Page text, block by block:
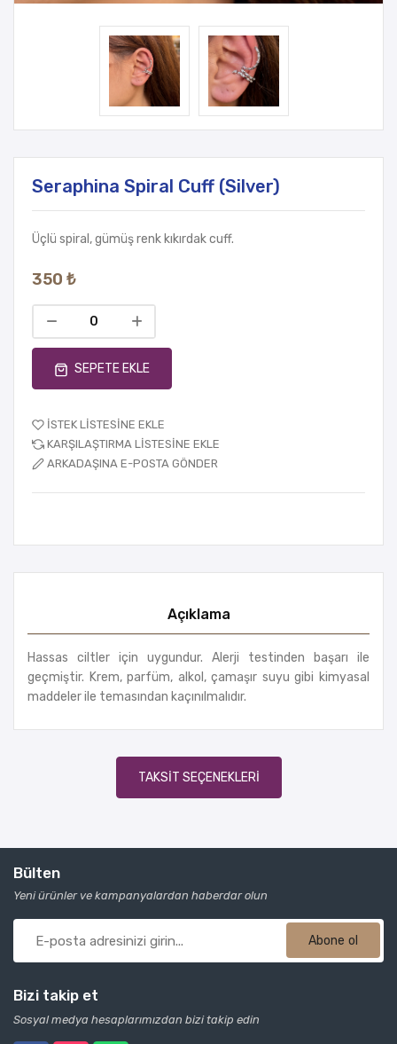
Seraphina Spiral Cuff (Silver)
Üçlü spiral, gümüş renk kıkırdak cuff.
350 ₺
SEPETE EKLE
İSTEK LISTESINE EKLE
KARŞILAŞTIRMA LISTESINE EKLE
ARKADAŞINA E-POSTA GÖNDER
Açıklama
Hassas ciltler için uygundur. Alerji testinden başarı ile
geçmiştir. Krem, parfüm, alkol, çamaşır suyu gibi kimyasal
maddeler ile temasından kaçınılmalıdır.
TAKSIT SEÇENEKLERI
Bülten
Yeni ürünler ve kampanyalardan haberdar olun
Abone ol
Bizi takip et
Sosyal medya hesaplarımızdan bizi takip edin